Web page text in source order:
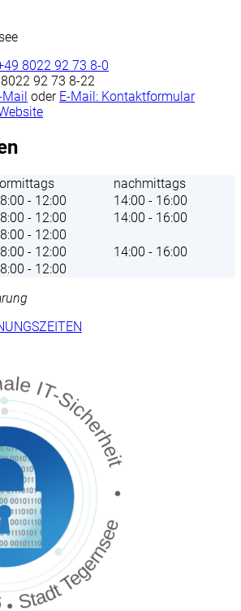
8022 92 73 8-0
92 73 8-22
Mail oder E-Mail: Kontaktformular
nachmittags
- 12:00
14:00 - 16:00
- 12:00
14:00 - 16:00
- 12:00
- 12:00
14:00 - 16:00
- 12:00